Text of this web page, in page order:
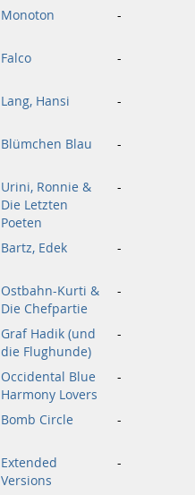
Monoton -
Falco -
Lang, Hansi -
Blümchen Blau -
Urini, Ronnie &
Die Letzten
Poeten
-
Bartz, Edek -
Ostbahn-Kurti &
Die Chefpartie
-
Graf Hadik (und
die Flughunde)
-
Occidental Blue
Harmony Lovers
-
Bomb Circle -
Extended
Versions
-